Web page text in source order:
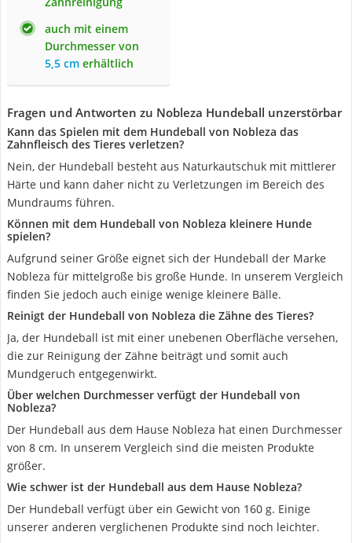
auch mit einem
Durchmesser von
5,5 cm erhältlich
Fragen und Antworten zu Nobleza Hundeball unzerstörbar
Kann das Spielen mit dem Hundeball von Nobleza das
Zahnfleisch des Tieres verletzen?
Nein, der Hundeball besteht aus Naturkautschuk mit mittlerer
Härte und kann daher nicht zu Verletzungen im Bereich des
Mundraums führen.
Können mit dem Hundeball von Nobleza kleinere Hunde
spielen?
Aufgrund seiner Größe eignet sich der Hundeball der Marke
Nobleza für mittelgroße bis große Hunde. In unserem Vergleich
finden Sie jedoch auch einige wenige kleinere Bälle.
Reinigt der Hundeball von Nobleza die Zähne des Tieres?
Ja, der Hundeball ist mit einer unebenen Oberfläche versehen,
die zur Reinigung der Zähne beiträgt und somit auch
Mundgeruch entgegenwirkt.
Über welchen Durchmesser verfügt der Hundeball von
Nobleza?
Der Hundeball aus dem Hause Nobleza hat einen Durchmesser
von 8 cm. In unserem Vergleich sind die meisten Produkte
größer.
Wie schwer ist der Hundeball aus dem Hause Nobleza?
Der Hundeball verfügt über ein Gewicht von 160 g. Einige
unserer anderen verglichenen Produkte sind noch leichter.